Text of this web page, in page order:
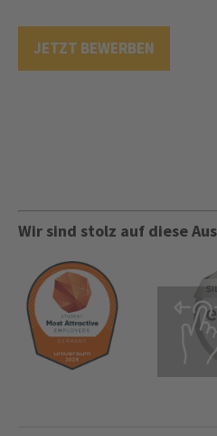
JETZT BEWERBEN
Wir sind stolz auf diese